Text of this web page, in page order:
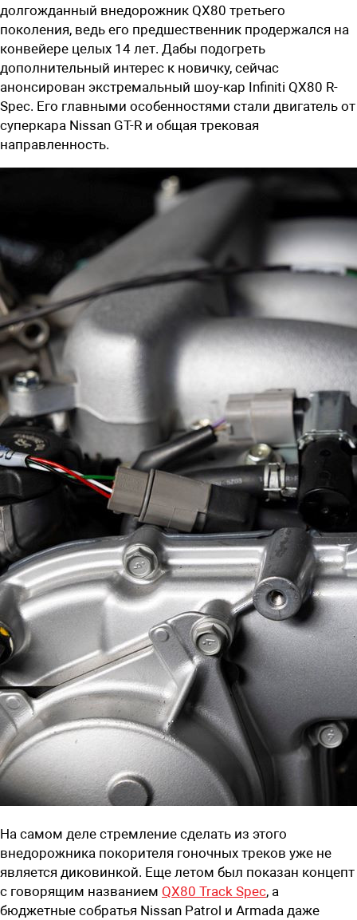
долгожданный внедорожник QX80 третьего
поколения, ведь его предшественник продержался на
конвейере целых 14 лет. Дабы подогреть
дополнительный интерес к новичку, сейчас
анонсирован экстремальный шоу-кар Infiniti QX80 R-
Spec. Его главными особенностями стали двигатель от
суперкара Nissan GT-R и общая трековая
направленность.
На самом деле стремление сделать из этого
внедорожника покорителя гоночных треков уже не
является диковинкой. Еще летом был показан концепт
с говорящим названием QX80 Track Spec, а
бюджетные собратья Nissan Patrol и Armada даже